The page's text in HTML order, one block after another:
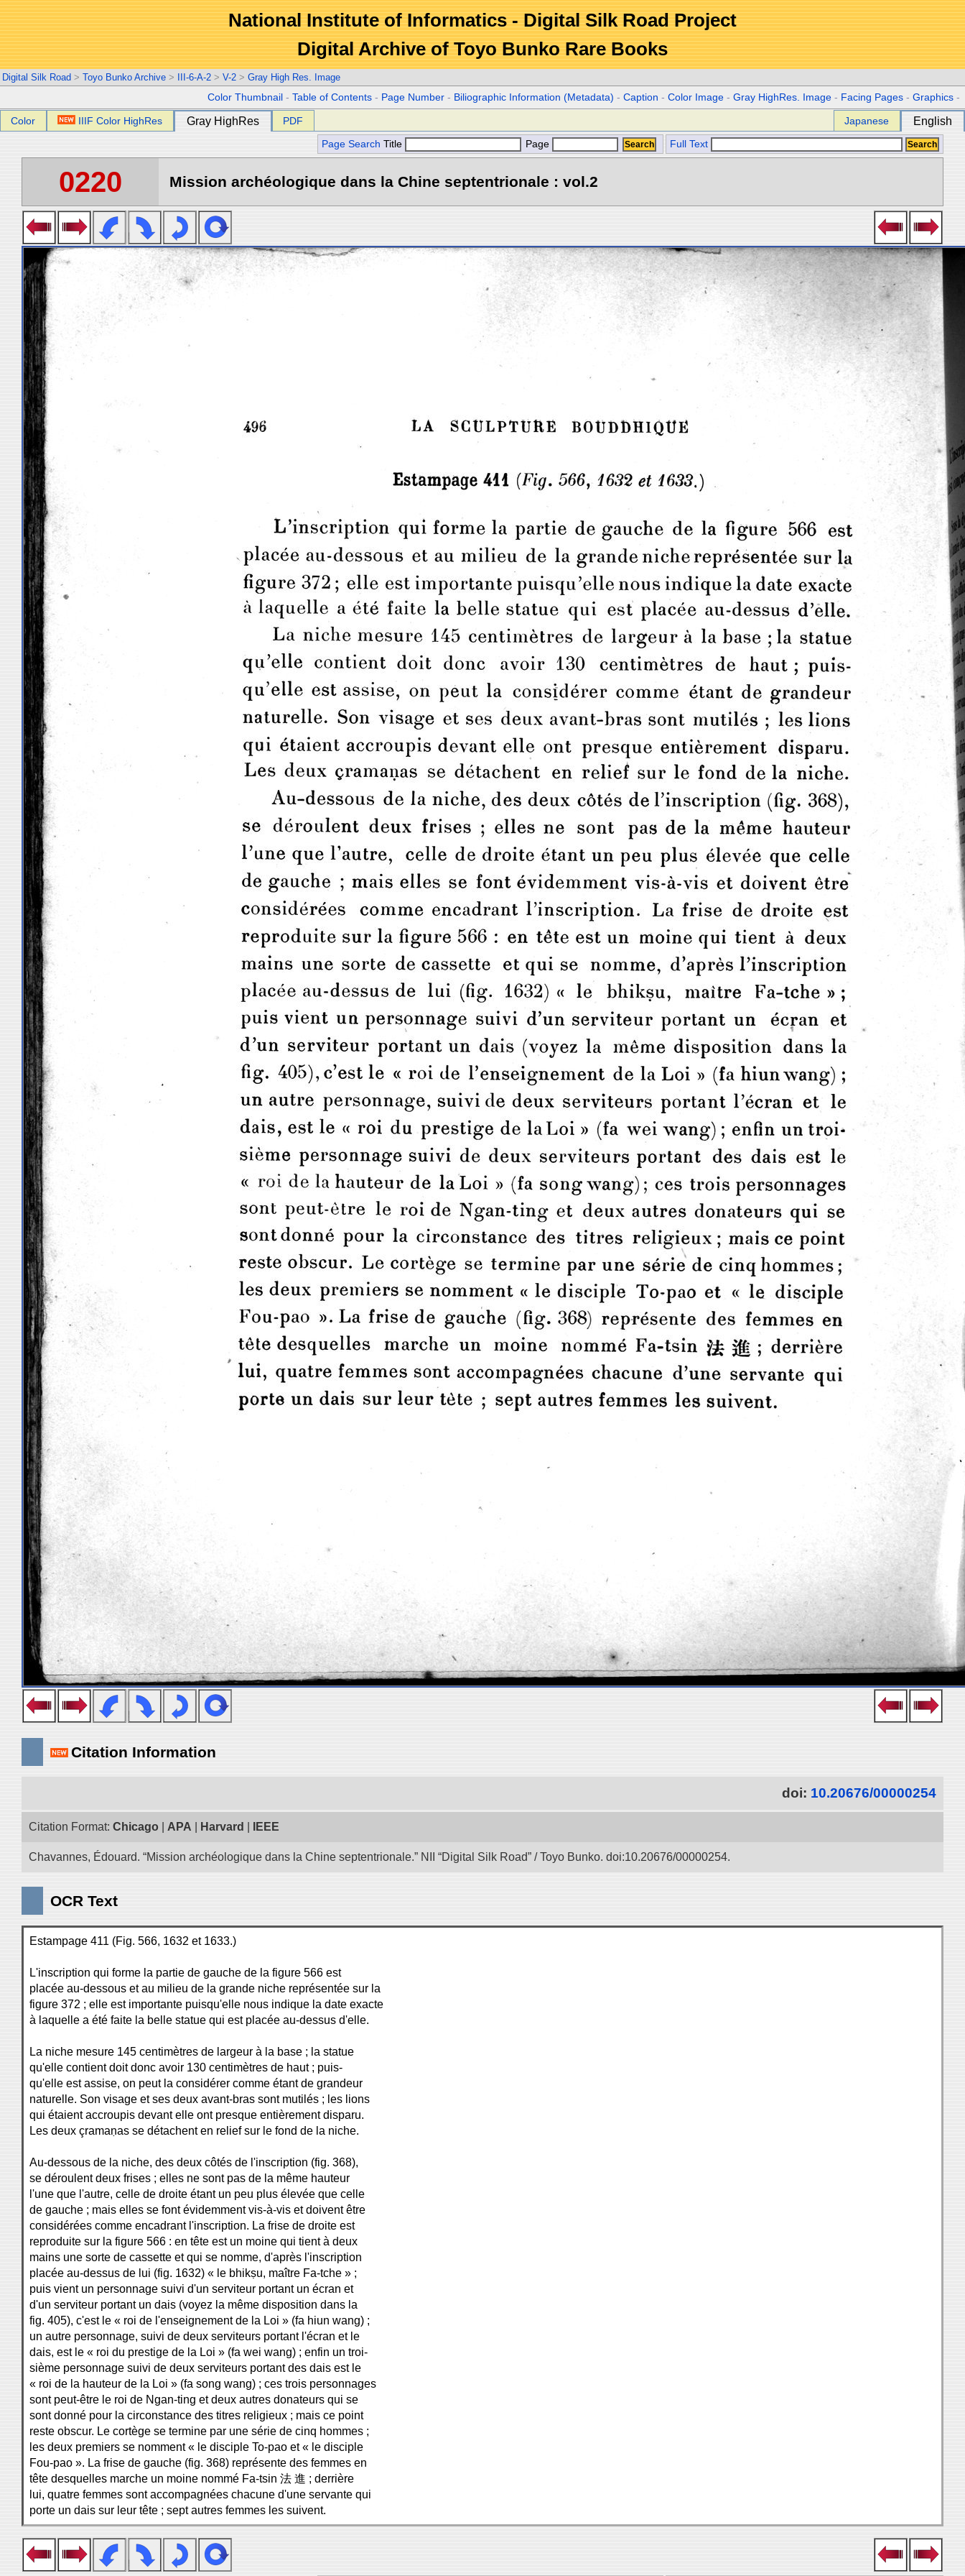
National Institute of Informatics - Digital Silk Road Project
Digital Archive of Toyo Bunko Rare Books
Digital Silk Road > Toyo Bunko Archive > III-6-A-2 > V-2 > Gray High Res. Image
Color Thumbnail -Table of Contents - Page Number - Biliographic Information (Metadata) -Caption -Color Image -Gray HighRes. Image - Facing Pages -Graphics -
Color IIIF Color HighRes Gray HighRes PDF Japanese English
Page Search Title Page Full Text
0220 Mission archéologique dans la Chine septentrionale : vol.2
Citation Information
doi: 10.20676/00000254
Citation Format: Chicago APA Harvard IEEE
Chavannes, Édouard. “Mission archéologique dans la Chine septentrionale.” NII “Digital Silk Road” / Toyo Bunko. doi:10.20676/00000254.
OCR Text
Estampage 411 (Fig. 566, 1632 et 1633.)
L'inscription qui forme la partie de gauche de la figure 566 est
placée au-dessous et au milieu de la grande niche représentée sur la
figure 372 ; elle est importante puisqu'elle nous indique la date exacte
à laquelle a été faite la belle statue qui est placée au-dessus d'elle.
La niche mesure 145 centimètres de largeur à la base ; la statue
qu'elle contient doit donc avoir 130 centimètres de haut ; puis-
qu'elle est assise, on peut la considérer comme étant de grandeur
naturelle. Son visage et ses deux avant-bras sont mutilés ; les lions
qui étaient accroupis devant elle ont presque entièrement disparu.
Les deux çramaṇas se détachent en relief sur le fond de la niche.
Au-dessous de la niche, des deux côtés de l'inscription (fig. 368),
se déroulent deux frises ; elles ne sont pas de la même hauteur
l'une que l'autre, celle de droite étant un peu plus élevée que celle
de gauche ; mais elles se font évidemment vis-à-vis et doivent être
considérées comme encadrant l'inscription. La frise de droite est
reproduite sur la figure 566 : en tête est un moine qui tient à deux
mains une sorte de cassette et qui se nomme, d'après l'inscription
placée au-dessus de lui (fig. 1632) « le bhikṣu, maître Fa-tche » ;
puis vient un personnage suivi d'un serviteur portant un écran et
d'un serviteur portant un dais (voyez la même disposition dans la
fig. 405), c'est le « roi de l'enseignement de la Loi » (fa hiun wang) ;
un autre personnage, suivi de deux serviteurs portant l'écran et le
dais, est le « roi du prestige de la Loi » (fa wei wang) ; enfin un troi-
sième personnage suivi de deux serviteurs portant des dais est le
« roi de la hauteur de la Loi » (fa song wang) ; ces trois personnages
sont peut-être le roi de Ngan-ting et deux autres donateurs qui se
sont donné pour la circonstance des titres religieux ; mais ce point
reste obscur. Le cortège se termine par une série de cinq hommes ;
les deux premiers se nomment « le disciple To-pao et « le disciple
Fou-pao ». La frise de gauche (fig. 368) représente des femmes en
tête desquelles marche un moine nommé Fa-tsin 法 進 ; derrière
lui, quatre femmes sont accompagnées chacune d'une servante qui
porte un dais sur leur tête ; sept autres femmes les suivent.